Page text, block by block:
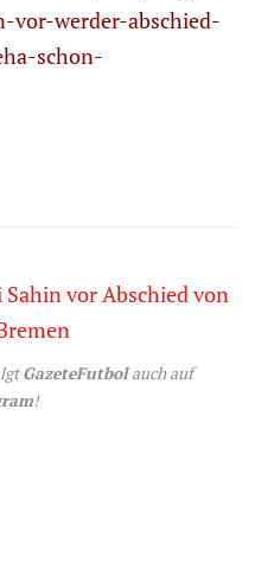
vor-werder-abschied-
schon-
GazeteFutbolauch auf
!